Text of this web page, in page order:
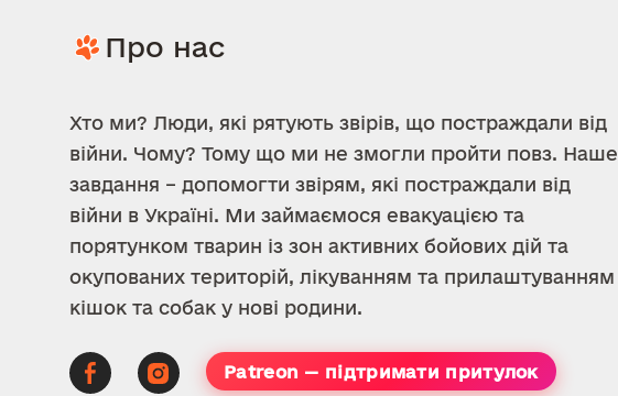
Про нас
Хто ми? Люди, які рятують звірів, що постраждали від
війни. Чому? Тому що ми не змогли пройти повз. Наше
завдання – допомогти звірям, які постраждали від
війни в Україні. Ми займаємося евакуацією та
порятунком тварин із зон активних бойових дій та
окупованих територій, лікуванням та прилаштуванням
кішок та собак у нові родини.
Patreon — підтримати притулок